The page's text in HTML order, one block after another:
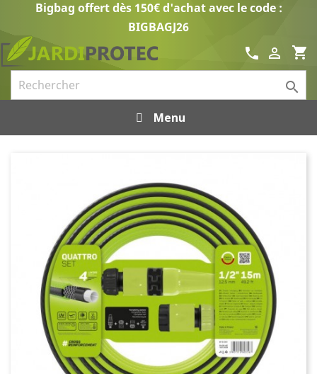
Bigbag offert dès 150€ d'achat avec le code :
BIGBAGJ26
shopping_cart

call

Menu